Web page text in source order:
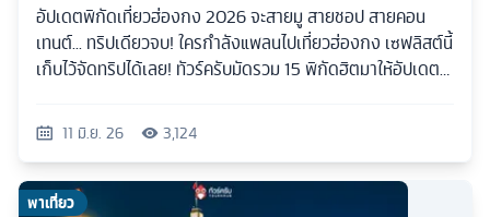
อัปเดตพิกัดเที่ยวฮ่องกง 2026 จะสายมู สายชอป สายคอน
เทนต์... ทริปเดียวจบ! ใครกำลังแพลนไปเที่ยวฮ่องกง เซฟลิสต์นี้
เก็บไว้จัดทริปได้เลย! ทัวร์ครับมัดรวม 15 พิกัดฮิตมาให้อัปเดต
11 มิ.ย. 26 3,124
พาเที่ยว